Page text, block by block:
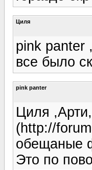
Циля
pink panter
все было
pink panter
Циля
(http://
обещаные
Это по